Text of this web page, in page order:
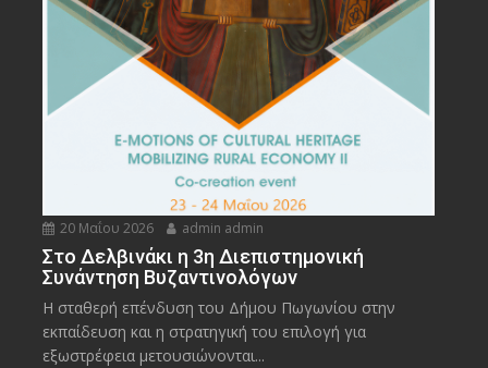
20 Μαΐου 2026 admin admin
Στο Δελβινάκι η 3η Διεπιστημονική
Συνάντηση Βυζαντινολόγων
Η σταθερή επένδυση του Δήμου Πωγωνίου στην
εκπαίδευση και η στρατηγική του επιλογή για
εξωστρέφεια μετουσιώνονται...